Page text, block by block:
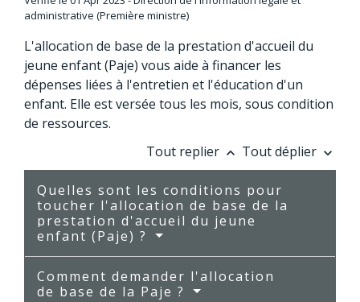
administrative (Première ministre)
L'allocation de base de la prestation d'accueil du
jeune enfant (Paje) vous aide à financer les
dépenses liées à l'entretien et l'éducation d'un
enfant. Elle est versée tous les mois, sous condition
de ressources.
Tout replier keyboard_arrow_up Tout déplier keyboard_arrow_down
Quelles sont les conditions pour
toucher l'allocation de base de la
prestation d'accueil du jeune
enfant (Paje) ?
Comment demander l'allocation
de base de la Paje ?